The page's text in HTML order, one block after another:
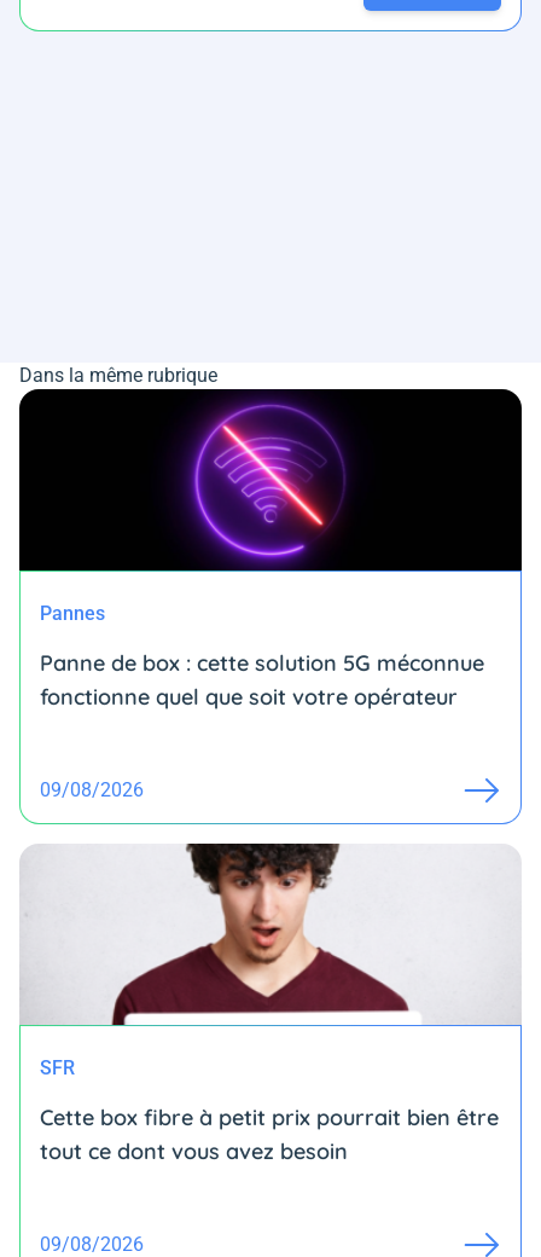
Dans la même rubrique
Pannes
Panne de box : cette solution 5G méconnue
fonctionne quel que soit votre opérateur
09/08/2026
SFR
Cette box fibre à petit prix pourrait bien être
tout ce dont vous avez besoin
09/08/2026